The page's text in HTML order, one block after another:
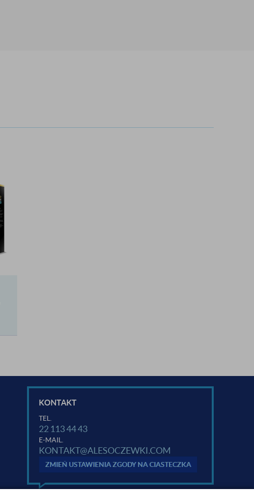
KONTAKT
TEL.
22 113 44 43
E-MAIL.
KONTAKT@ALESOCZEWKI.COM
ZMIEŃ USTAWIENIA ZGODY NA CIASTECZKA